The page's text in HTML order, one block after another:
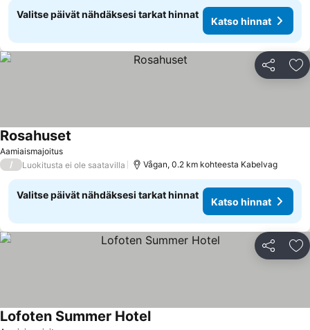
Valitse päivät nähdäksesi tarkat hinnat
Katso hinnat
Jaa
Aamiaismajoitus
Rosahuset
/ Luokitusta ei ole saatavilla Vågan, 0.2 km kohteesta Kabelvag
Valitse päivät nähdäksesi tarkat hinnat
Katso hinnat
Jaa
Lofoten Summer Hotel